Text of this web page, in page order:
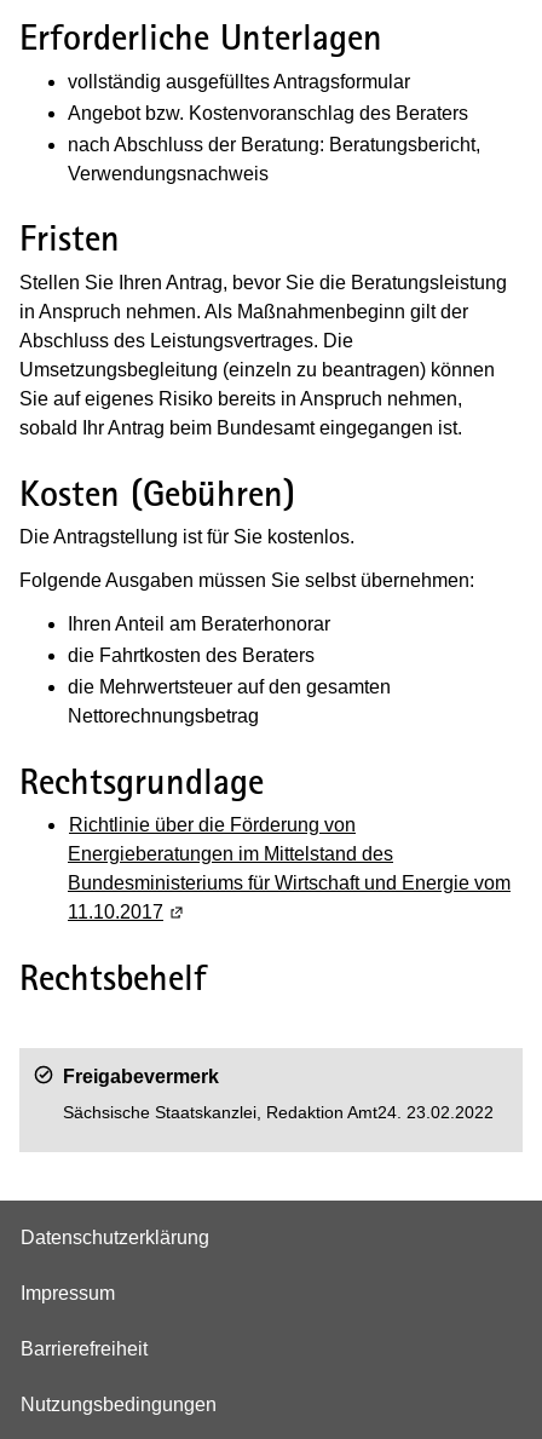
Erforderliche Unterlagen
vollständig ausgefülltes Antragsformular
Angebot bzw. Kostenvoranschlag des Beraters
nach Abschluss der Beratung: Beratungsbericht,
Verwendungsnachweis
Fristen
Stellen Sie Ihren Antrag, bevor Sie die Beratungsleistung
in Anspruch nehmen. Als Maßnahmenbeginn gilt der
Abschluss des Leistungsvertrages. Die
Umsetzungsbegleitung (einzeln zu beantragen) können
Sie auf eigenes Risiko bereits in Anspruch nehmen,
sobald Ihr Antrag beim Bundesamt eingegangen ist.
Kosten (Gebühren)
Die Antragstellung ist für Sie kostenlos.
Folgende Ausgaben müssen Sie selbst übernehmen:
Ihren Anteil am Beraterhonorar
die Fahrtkosten des Beraters
die Mehrwertsteuer auf den gesamten
Nettorechnungsbetrag
Rechtsgrundlage
Richtlinie über die Förderung von
Energieberatungen im Mittelstand des
Bundesministeriums für Wirtschaft und Energie vom
11.10.2017 (Wird in einem neuen Fenster geöffnet)
Rechtsbehelf
Freigabevermerk
Sächsische Staatskanzlei, Redaktion Amt24. 23.02.2022
Datenschutzerklärung
Impressum
Barrierefreiheit
Nutzungsbedingungen